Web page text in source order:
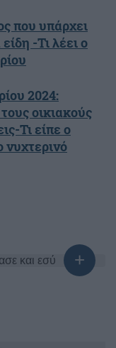
που υπάρχει
-Τι λέει ο
2024:
οικιακούς
Τι είπε ο
νυχτερινό
και εσύ